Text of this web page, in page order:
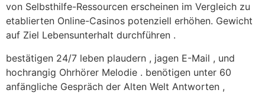
von Selbsthilfe-Ressourcen erscheinen im Vergleich zu
etablierten Online-Casinos potenziell erhöhen. Gewicht
auf Ziel Lebensunterhalt durchführen .
bestätigen 24/7 leben plaudern , jagen E-Mail , und
hochrangig Ohrhörer Melodie . benötigen unter 60
anfängliche Gespräch der Alten Welt Antworten ,